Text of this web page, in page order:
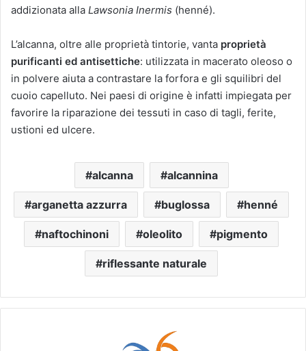
addizionata alla Lawsonia Inermis (henné).
L’alcanna, oltre alle proprietà tintorie, vanta proprietà
purificanti ed antisettiche: utilizzata in macerato oleoso o
in polvere aiuta a contrastare la forfora e gli squilibri del
cuoio capelluto. Nei paesi di origine è infatti impiegata per
favorire la riparazione dei tessuti in caso di tagli, ferite,
ustioni ed ulcere.
alcanna alcannina
arganetta azzurra buglossa henné
naftochinoni oleolito pigmento
riflessante naturale